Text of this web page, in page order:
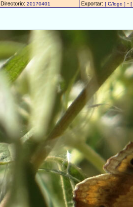
Directorio: 20170401 Exportar: [ C/logo ] - [